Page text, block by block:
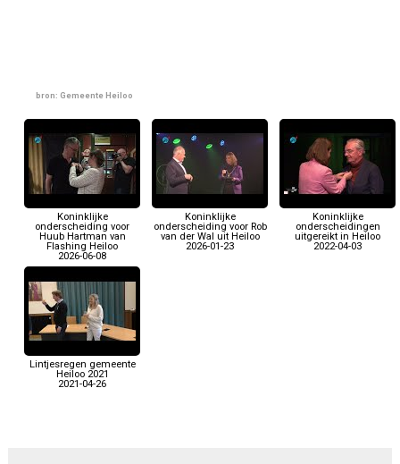
bron: Gemeente Heiloo
Koninklijke
onderscheiding voor
Huub Hartman van
Flashing Heiloo
2026-06-08
Koninklijke
onderscheiding voor Rob
van der Wal uit Heiloo
2026-01-23
Koninklijke
onderscheidingen
uitgereikt in Heiloo
2022-04-03
Lintjesregen gemeente
Heiloo 2021
2021-04-26